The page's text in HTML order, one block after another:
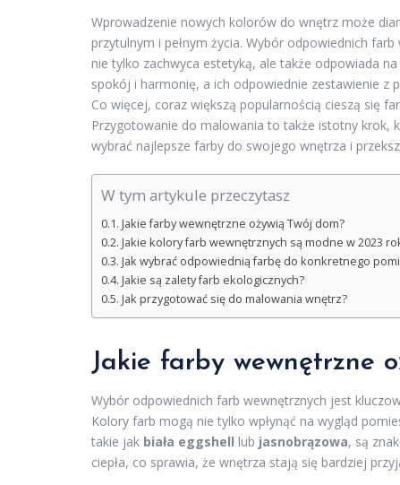
Wprowadzenie nowych kolorów do wnętrz może
przytulnym i pełnym życia. Wybór odpowiednich
nie tylko zachwyca estetyką, ale także odpowiada
spokój i harmonię, a ich odpowiednie zestawienie z
Co więcej, coraz większą popularnością cieszą się
Przygotowanie do malowania to także istotny krok,
wybrać najlepsze farby do swojego wnętrza i
W tym artykule przeczytasz
Jakie farby wewnętrzne ożywią Twój dom?
Jakie kolory farb wewnętrznych są modne w 2023
Jak wybrać odpowiednią farbę do konkretnego
Jakie są zalety farb ekologicznych?
Jak przygotować się do malowania wnętrz?
Jakie farby wewnętrzne
Wybór odpowiednich farb wewnętrznych jest
Kolory farb mogą nie tylko wpłynąć na wygląd
takie jak biała eggshell lub jasnobrązowa, są
ciepła, co sprawia, że wnętrza stają się bardziej